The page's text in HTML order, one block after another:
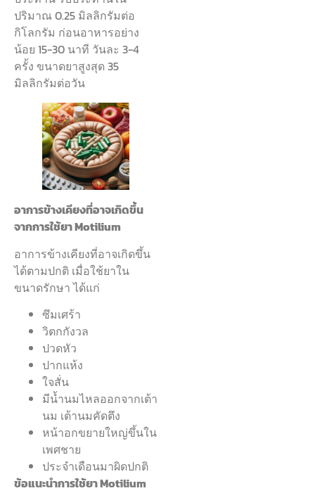
ปริมาณ 0.25 มิลลิกรัมต่อ
กิโลกรัม ก่อนอาหารอย่าง
น้อย 15-30 นาที วันละ 3-4
ครั้ง ขนาดยาสูงสุด 35
มิลลิกรัมต่อวัน
อาการข้างเคียงที่อาจเกิดขึ้น
จากการใช้ยา Motilium
อาการข้างเคียงที่อาจเกิดขึ้น
ได้ตามปกติ เมื่อใช้ยาใน
ขนาดรักษา ได้แก่
ซึมเศร้า
วิตกกังวล
ปวดหัว
ปากแห้ง
ใจสั่น
มีน้ำนมไหลออกจากเต้า
นม เต้านมคัดตึง
หน้าอกขยายใหญ่ขึ้นใน
เพศชาย
ประจำเดือนมาผิดปกติ
ข้อแนะนำการใช้ยา Motilium